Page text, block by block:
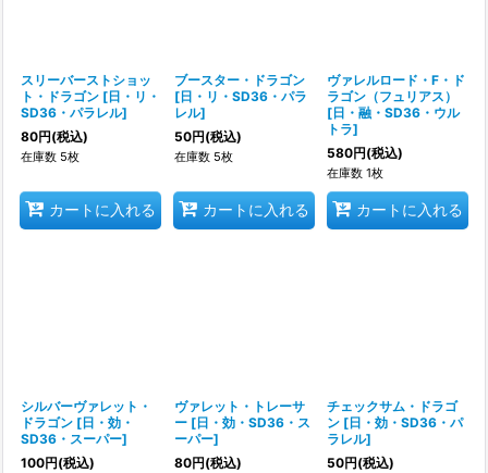
スリーバーストショッ
ト・ドラゴン [日・リ・
SD36・パラレル]
80円(税込)
在庫数 5枚
カートに入れる
ブースター・ドラゴン
[日・リ・SD36・パラ
レル]
50円(税込)
在庫数 5枚
カートに入れる
ヴァレルロード・F・ド
ラゴン（フュリアス）
[日・融・SD36・ウル
トラ]
580円(税込)
在庫数 1枚
カートに入れる
シルバーヴァレット・
ドラゴン [日・効・
SD36・スーパー]
100円(税込)
ヴァレット・トレーサ
ー [日・効・SD36・ス
ーパー]
80円(税込)
チェックサム・ドラゴ
ン [日・効・SD36・パ
ラレル]
50円(税込)